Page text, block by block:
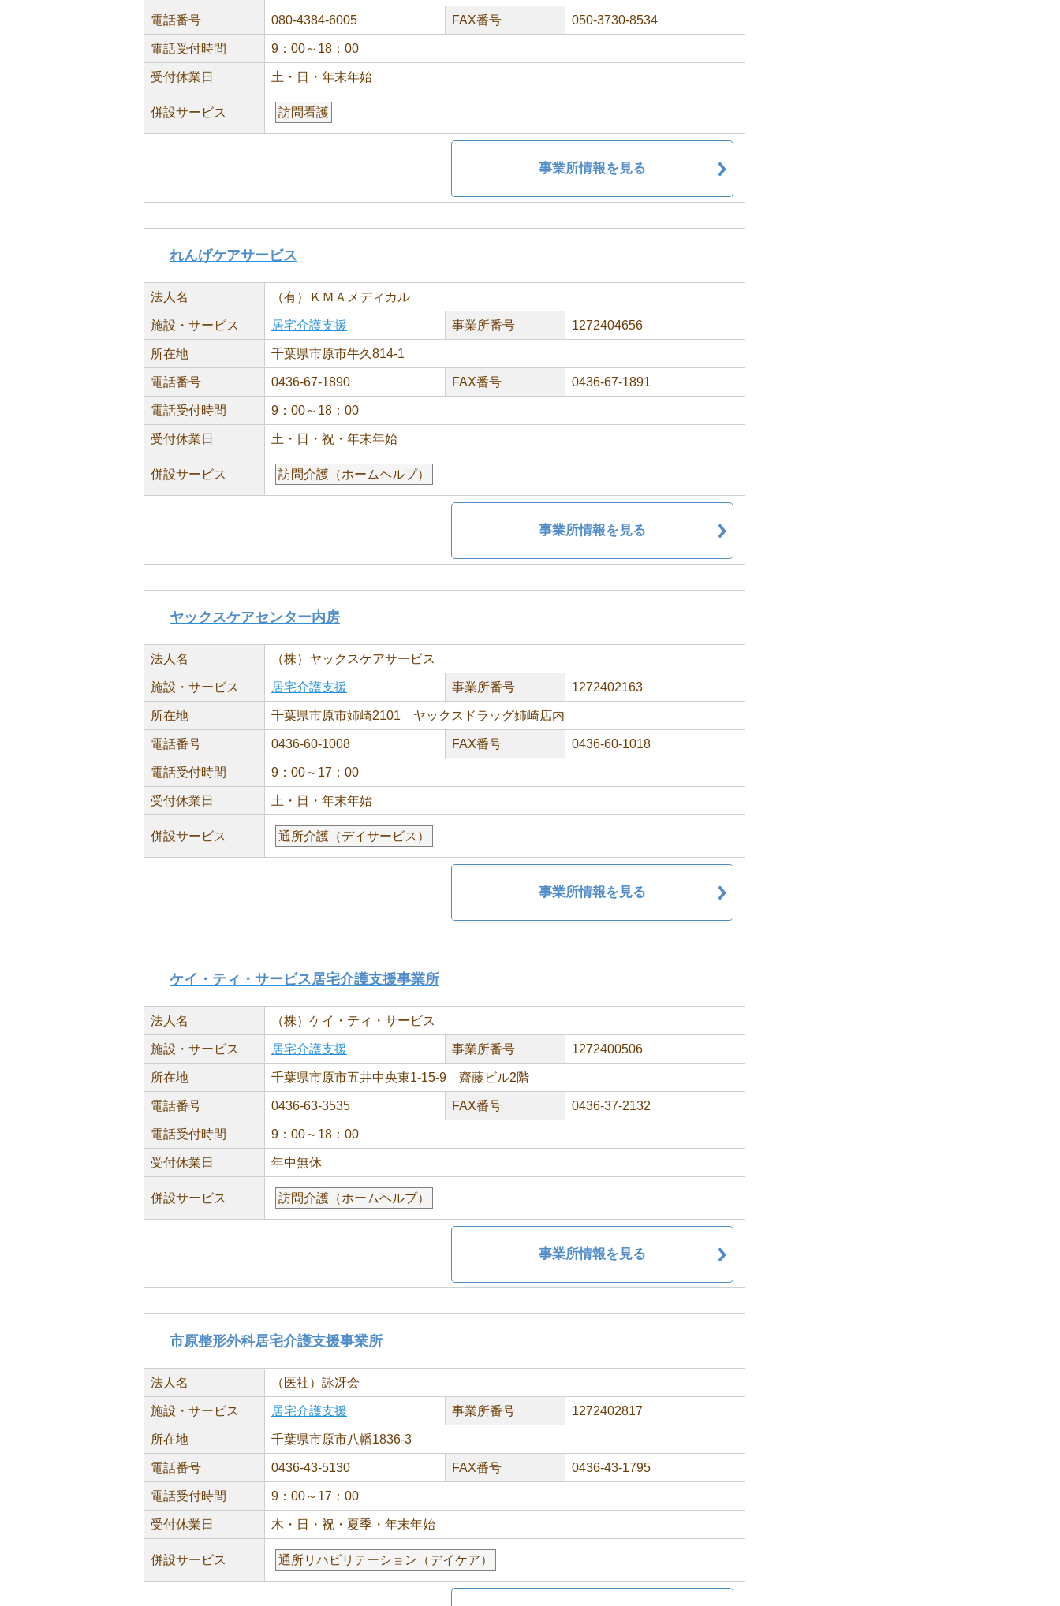
電話番号 080-4384-6005 FAX番号 050-3730-8534
電話受付時間 9：00～18：00
受付休業日 土・日・年末年始
併設サービス 訪問看護
事業所情報を見る
れんげケアサービス
法人名 （有）ＫＭＡメディカル
施設・サービス 居宅介護支援 事業所番号 1272404656
所在地 千葉県市原市牛久814-1
電話番号 0436-67-1890 FAX番号 0436-67-1891
電話受付時間 9：00～18：00
受付休業日 土・日・祝・年末年始
併設サービス 訪問介護（ホームヘルプ）
事業所情報を見る
ヤックスケアセンター内房
法人名 （株）ヤックスケアサービス
施設・サービス 居宅介護支援 事業所番号 1272402163
所在地 千葉県市原市姉崎2101 ヤックスドラッグ姉崎店内
電話番号 0436-60-1008 FAX番号 0436-60-1018
電話受付時間 9：00～17：00
受付休業日 土・日・年末年始
併設サービス 通所介護（デイサービス）
事業所情報を見る
ケイ・ティ・サービス居宅介護支援事業所
法人名 （株）ケイ・ティ・サービス
施設・サービス 居宅介護支援 事業所番号 1272400506
所在地 千葉県市原市五井中央東1-15-9 齋藤ビル2階
電話番号 0436-63-3535 FAX番号 0436-37-2132
電話受付時間 9：00～18：00
受付休業日 年中無休
併設サービス 訪問介護（ホームヘルプ）
事業所情報を見る
市原整形外科居宅介護支援事業所
法人名 （医社）詠冴会
施設・サービス 居宅介護支援 事業所番号 1272402817
所在地 千葉県市原市八幡1836-3
電話番号 0436-43-5130 FAX番号 0436-43-1795
電話受付時間 9：00～17：00
受付休業日 木・日・祝・夏季・年末年始
併設サービス 通所リハビリテーション（デイケア）